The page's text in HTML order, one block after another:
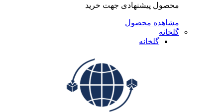
محصول پیشنهادی جهت خرید
مشاهده محصول
گلخانه
گلخانه